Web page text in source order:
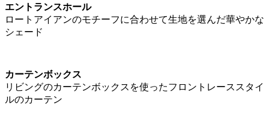
エントランスホール
ロートアイアンのモチーフに合わせて生地を選んだ華やかな
シェード
カーテンボックス
リビングのカーテンボックスを使ったフロントレーススタイ
ルのカーテン